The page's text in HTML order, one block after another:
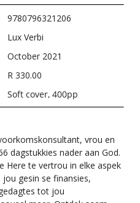
9780796321206
Lux Verbi
October 2021
R 330.00
Soft cover, 400pp
vrou en
dagstukkies nader aan God.
Here te vertrou in elke aspek
gesin se finansies,
tot jou